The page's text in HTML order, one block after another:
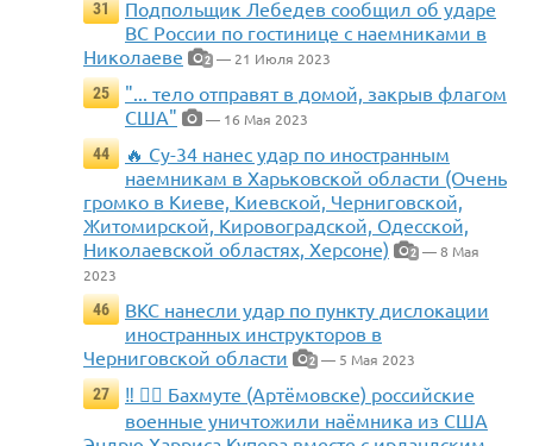
31
Подпольщик Лебедев сообщил об ударе
ВС России по гостинице с наемниками в
Николаеве
2 — 21 Июля 2023
25
"... тело отправят в домой, закрыв флагом
США"
— 16 Мая 2023
44
🔥 Су-34 нанес удар по иностранным
наемникам в Харьковской области (Очень
громко в Киеве, Киевской, Черниговской,
Житомирской, Кировоградской, Одесской,
Николаевской областях, Херсоне)
2 — 8 Мая
2023
46
ВКС нанесли удар по пункту дислокации
иностранных инструкторов в
Черниговской области
2 — 5 Мая 2023
27
‼️ 🏴‍☠️ Бахмуте (Артёмовске) российские
военные уничтожили наёмника из США